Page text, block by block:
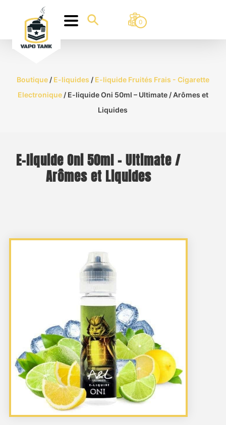
0
Boutique/ E-liquides / E-liquide Fruités Frais - Cigarette
Electronique/ E-liquide Oni 50ml – Ultimate / Arômes et
Liquides
E-liquide Oni 50ml – Ultimate /
Arômes et Liquides